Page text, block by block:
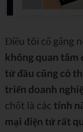
Điều tôi cố gắng
không quan tâm
từ đầu cũng có
triển doanh
chốt là các tính
mại điện tử rất